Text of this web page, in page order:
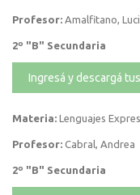
Profesor: Amalfitano,
2º "B" Secundaria
Ingresá y descargá
Materia: Lenguajes
Profesor: Cabral, Andrea
2º "B" Secundaria